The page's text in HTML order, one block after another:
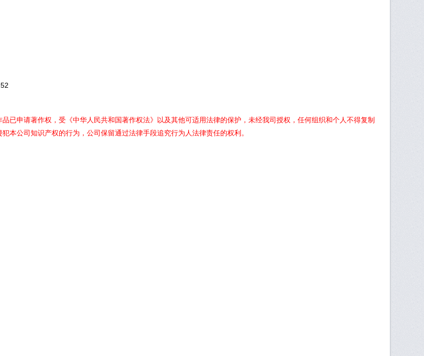
已申请著作权，受《中华人民共和国著作权法》以及其他可适用法律的保护，未经我司授权，任何组织和个人不得复制
本公司知识产权的行为，公司保留通过法律手段追究行为人法律责任的权利。